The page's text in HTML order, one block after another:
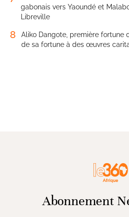
gabonais vers Yaoundé et
Libreville
8
Aliko Dangote, première fortune
de sa fortune à des œuvres
Abonnement